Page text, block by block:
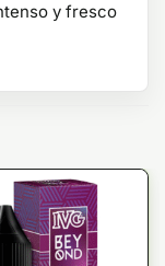
y fresco